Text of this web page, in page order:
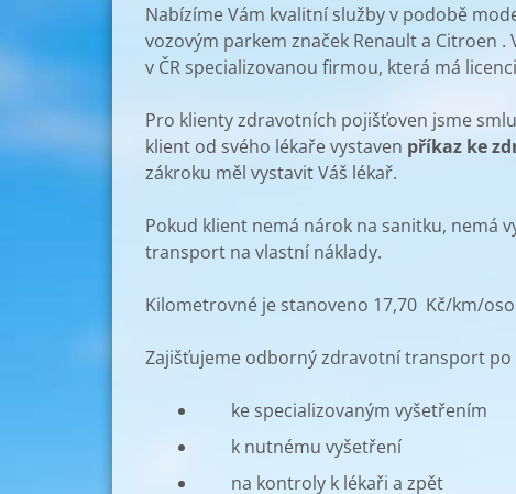
Nabízíme Vám kvalitní služby v podobě
vozovým parkem značek Renault a Citroen
v ČR specializovanou firmou, která má
Pro klienty zdravotních pojišťoven jsme
klient od svého lékaře vystaven příkaz ke
zákroku měl vystavit Váš lékař.
Pokud klient nemá nárok na sanitku, nemá
transport na vlastní náklady.
Kilometrovné je stanoveno 17,70 Kč/km/
Zajišťujeme odborný zdravotní transport po
ke specializovaným vyšetřením
k nutnému vyšetření
na kontroly k lékaři a zpět